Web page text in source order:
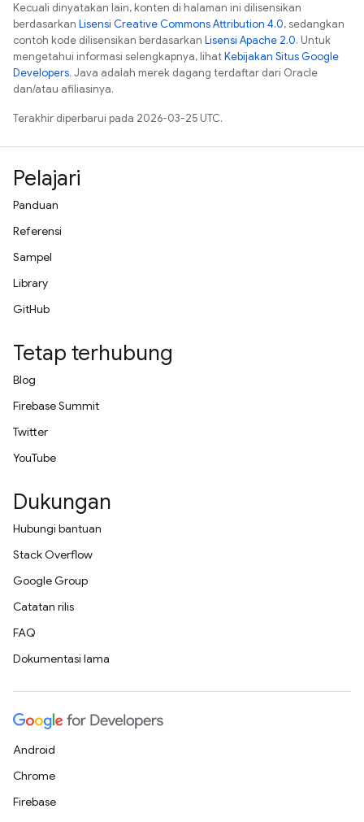
Kecuali dinyatakan lain, konten di halaman ini dilisensikan
berdasarkan Lisensi Creative Commons Attribution 4.0, sedangkan
contoh kode dilisensikan berdasarkan Lisensi Apache 2.0. Untuk
mengetahui informasi selengkapnya, lihatKebijakan Situs Google
Developers. Java adalah merek dagang terdaftar dari Oracle
dan/atau afiliasinya.
Terakhir diperbarui pada 2026-03-25 UTC.
Pelajari
Panduan
Referensi
Sampel
Library
GitHub
Tetap terhubung
Blog
Firebase Summit
Twitter
YouTube
Dukungan
Hubungi bantuan
Stack Overflow
Google Group
Catatan rilis
FAQ
Dokumentasi lama
Android
Chrome
Firebase